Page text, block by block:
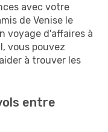
avec votre
de Venise le
voyage d'affaires à
vous pouvez
à trouver les
entre